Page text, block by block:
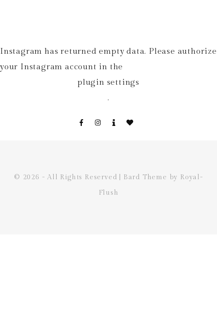
Instagram has returned empty data. Please authorize
your Instagram account in the
plugin settings
.
© 2026 - All Rights Reserved | Bard Theme by Royal-
Flush